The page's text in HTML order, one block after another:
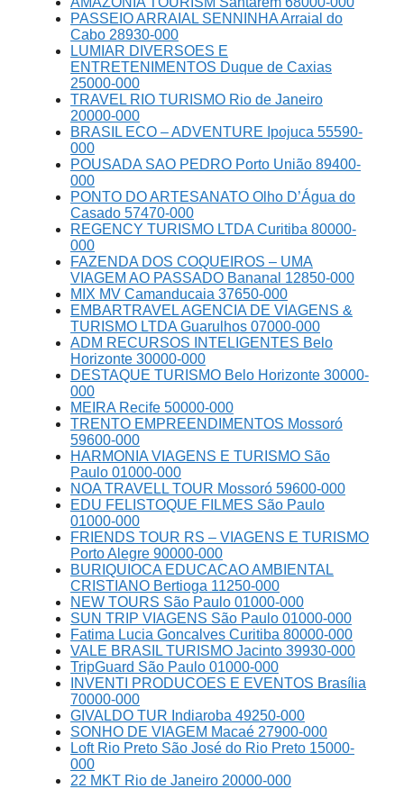
PASSEIO ARRAIAL SENNINHA Arraial do
Cabo 28930-000
LUMIAR DIVERSOES E
ENTRETENIMENTOS Duque de Caxias
25000-000
TRAVEL RIO TURISMO Rio de Janeiro
20000-000
BRASIL ECO – ADVENTURE Ipojuca 55590-
000
POUSADA SAO PEDRO Porto União 89400-
000
PONTO DO ARTESANATO Olho D’Água do
Casado 57470-000
REGENCY TURISMO LTDA Curitiba 80000-
000
FAZENDA DOS COQUEIROS – UMA
VIAGEM AO PASSADO Bananal 12850-000
MIX MV Camanducaia 37650-000
EMBARTRAVEL AGENCIA DE VIAGENS &
TURISMO LTDA Guarulhos 07000-000
ADM RECURSOS INTELIGENTES Belo
Horizonte 30000-000
DESTAQUE TURISMO Belo Horizonte 30000-
000
MEIRA Recife 50000-000
TRENTO EMPREENDIMENTOS Mossoró
59600-000
HARMONIA VIAGENS E TURISMO São
Paulo 01000-000
NOA TRAVELL TOUR Mossoró 59600-000
EDU FELISTOQUE FILMES São Paulo
01000-000
FRIENDS TOUR RS – VIAGENS E TURISMO
Porto Alegre 90000-000
BURIQUIOCA EDUCACAO AMBIENTAL
CRISTIANO Bertioga 11250-000
NEW TOURS São Paulo 01000-000
SUN TRIP VIAGENS São Paulo 01000-000
Fatima Lucia Goncalves Curitiba 80000-000
VALE BRASIL TURISMO Jacinto 39930-000
TripGuard São Paulo 01000-000
INVENTI PRODUCOES E EVENTOS Brasília
70000-000
GIVALDO TUR Indiaroba 49250-000
SONHO DE VIAGEM Macaé 27900-000
Loft Rio Preto São José do Rio Preto 15000-
000
22 MKT Rio de Janeiro 20000-000